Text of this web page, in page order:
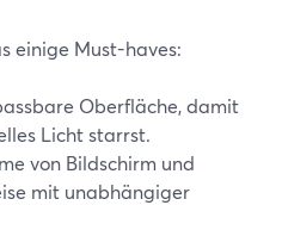
einige Must-haves:
Oberfläche, damit
Licht starrst.
von Bildschirm und
mit unabhängiger